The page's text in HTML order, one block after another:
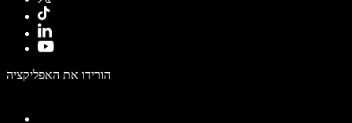
הורידו את האפליקציה